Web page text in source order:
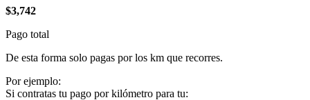
$3,742
Pago total
De esta forma solo pagas por los km que recorres.
Por ejemplo:
Si contratas tu pago por kilómetro para tu: